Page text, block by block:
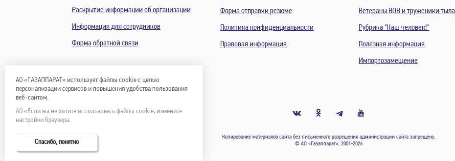
Раскрытие информации об организации
Информация для сотрудников
Форма обратной связи
Форма отправки резюме
Политика конфиденциальности
Правовая информация
Ветераны ВОВ и труженики тыла
Рубрика "Наш человек!"
Полезная информация
Импортозамещение
Копирование материалов сайта без письменного разрешения администрации сайта запрещено.
© АО «Газаппарат», 2001-2026
АО «ГАЗАППАРАТ» использует файлы cookie с целью
персонализации сервисов и повышения удобства пользования
веб-сайтом.
АО «Если вы не хотите использовать файлы cookie, измените
настройки браузера.
Спасибо, понятно